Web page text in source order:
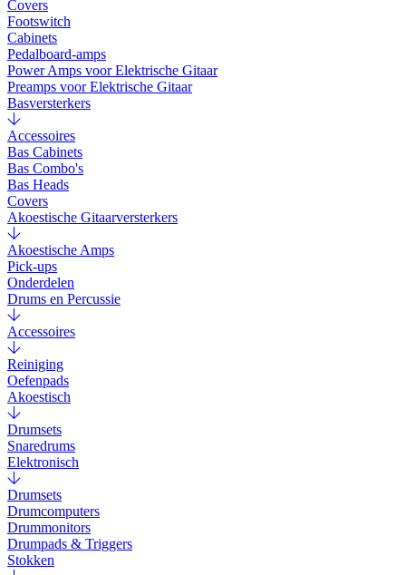
Covers
Footswitch
Cabinets
Pedalboard-amps
Power Amps voor Elektrische Gitaar
Preamps voor Elektrische Gitaar
Basversterkers
Accessoires
Bas Cabinets
Bas Combo's
Bas Heads
Covers
Akoestische Gitaarversterkers
Akoestische Amps
Pick-ups
Onderdelen
Drums en Percussie
Accessoires
Reiniging
Oefenpads
Akoestisch
Drumsets
Snaredrums
Elektronisch
Drumsets
Drumcomputers
Drummonitors
Drumpads & Triggers
Stokken